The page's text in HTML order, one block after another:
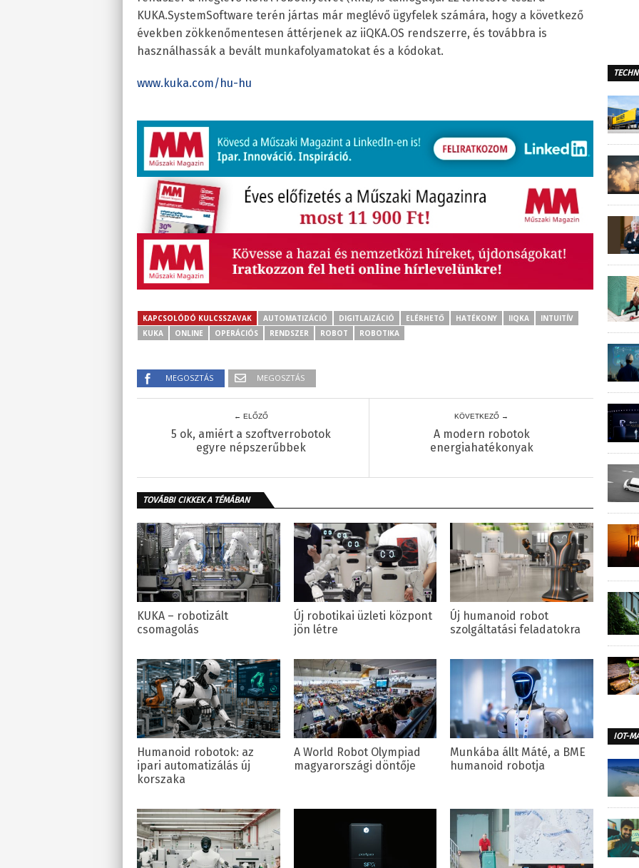
KUKA.SystemSoftware terén jártas már meglévő ügyfelek számára, hogy a következő
években zökkenőmentesen áttérjenek az iiQKA.OS rendszerre, és továbbra is
használhassák a bevált munkafolyamatokat és a kódokat.
www.kuka.com/hu-hu
KAPCSOLÓDÓ KULCSSZAVAK AUTOMATIZÁCIÓ DIGITLAIZÁCIÓ ELÉRHETŐ HATÉKONY IIQKA
INTUITÍV
KUKA
ONLINE OPERÁCIÓS RENDSZER ROBOT ROBOTIKA
MEGOSZTÁS MEGOSZTÁS
← ELŐZŐ
5 ok, amiért a szoftverrobotok
egyre népszerűbbek
KÖVETKEZŐ →
A modern robotok
energiahatékonyak
TOVÁBBI CIKKEK A TÉMÁBAN
KUKA – robotizált
csomagolás
Új robotikai üzleti központ
jön létre
Új humanoid robot
szolgáltatási feladatokra
Humanoid robotok: az
ipari automatizálás új
korszaka
A World Robot Olympiad
magyarországi döntője
Munkába állt Máté, a BME
humanoid robotja
IOT-